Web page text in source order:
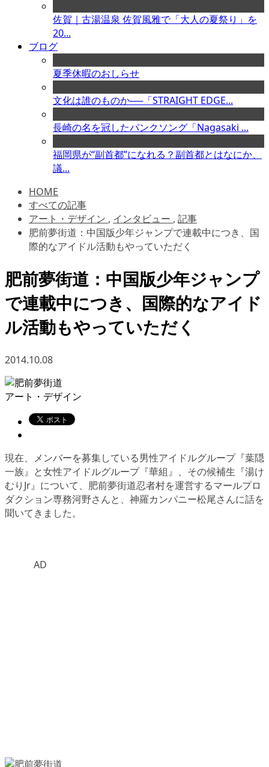
佐賀｜古湯温泉 佐賀風雅で「大人の夏祭り」を
20...
ブログ
夏季休暇のおしらせ
文化は誰のものか──「STRAIGHT EDGE...
長崎の名を冠したパンクソング「Nagasaki ...
福岡県が“副首都”になれる？副首都とはなにか、
議...
HOME
すべての記事
アート・デザイン , インタビュー , 記事
肥前夢街道：中国版少年ジャンプで連載中につき、国
際的なアイドル活動もやっていただく
肥前夢街道：中国版少年ジャンプ
で連載中につき、国際的なアイド
ル活動もやっていただく
2014.10.08
アート・デザイン
現在、メンバーを募集している男性アイドルグループ『葉隠
一族』と女性アイドルグループ『華組』、その候補生『湯け
むりJr』について、肥前夢街道忍者村を運営するマールプロ
ダクション専務河野さんと、神羅カンパニー松尾さんに話を
聞いてきました。
AD